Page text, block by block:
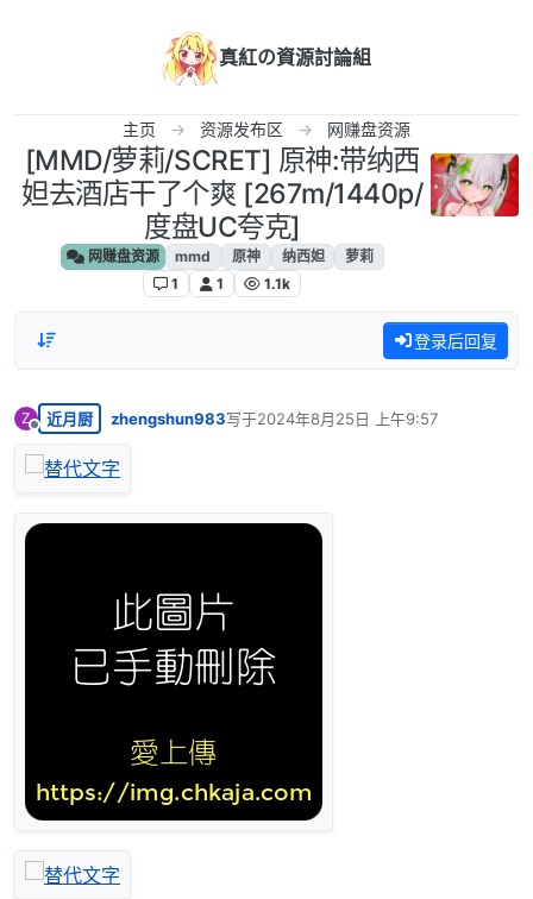
真紅の資源討論組
主页 资源发布区 网赚盘资源
[MMD/萝莉/SCRET] 原神:带纳西
妲去酒店干了个爽 [267m/1440p/
度盘UC夸克]
网赚盘资源 mmd 原神 纳西妲
萝莉
1
1 1.1k
登录后回复
Z
离线
近月厨 zhengshun983写于2024年8月25日 上午9:57
最后由 编辑